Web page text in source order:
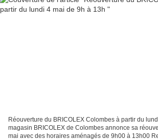
Réouverture du BRICOLEX Colombes à partir du
magasin BRICOLEX de Colombes annonce sa
mai avec des horaires aménagés de 9h00 à 13h00